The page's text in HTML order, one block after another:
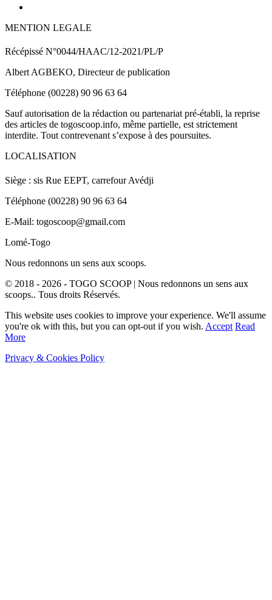
MENTION LEGALE
Récépissé N°0044/HAAC/12-2021/PL/P
Albert AGBEKO, Directeur de publication
Téléphone (00228) 90 96 63 64
Sauf autorisation de la rédaction ou partenariat pré-établi, la reprise
des articles de togoscoop.info, même partielle, est strictement
interdite. Tout contrevenant s’expose à des poursuites.
LOCALISATION
Siège : sis Rue EEPT, carrefour Avédji
Téléphone (00228) 90 96 63 64
E-Mail: togoscoop@gmail.com
Lomé-Togo
Nous redonnons un sens aux scoops.
© 2018 - 2026 - TOGO SCOOP | Nous redonnons un sens aux
scoops.. Tous droits Réservés.
This website uses cookies to improve your experience. We'll assume
you're ok with this, but you can opt-out if you wish. Accept Read
More
Privacy & Cookies Policy